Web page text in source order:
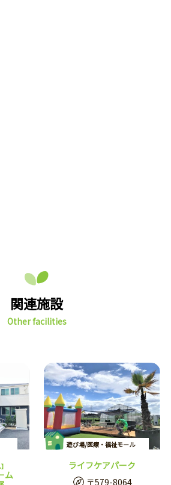
関連施設
Other facilities
ム
遊び場/医療・福祉モール
ライフケアパーク
〒579-8064